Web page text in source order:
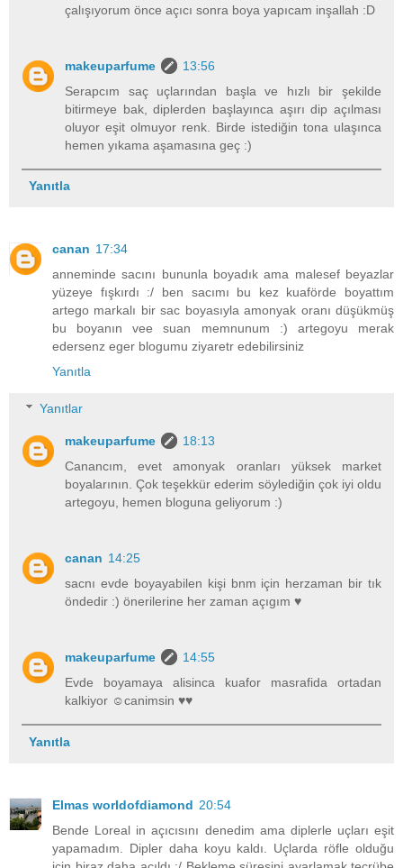
çalışıyorum önce açıcı sonra boya yapıcam inşallah :D
makeuparfume
13:56
Serapcım saç uçlarından başla ve hızlı bir şekilde
bitirmeye bak, diplerden başlayınca aşırı dip açılması
oluyor eşit olmuyor renk. Birde istediğin tona ulaşınca
hemen yıkama aşamasına geç :)
Yanıtla
canan 17:34
anneminde sacını bununla boyadık ama malesef beyazlar
yüzeye fışkırdı :/ ben sacımı bu kez kuaförde boyattım
artego markalı bir sac boyasıyla amonyak oranı düşükmüş
bu boyanın vee suan memnunum :) artegoyu merak
edersenz eger blogumu ziyaretr edebilirsiniz
Yanıtla
Yanıtlar
makeuparfume
18:13
Canancım, evet amonyak oranları yüksek market
boyalarının. Çok teşekkür ederim söylediğin çok iyi oldu
artegoyu, hemen bloguna geliyorum :)
canan 14:25
sacnı evde boyayabilen kişi bnm için herzaman bir tık
öndedir :) önerilerine her zaman açıgım ♥
makeuparfume
14:55
Evde boyamaya alisinca kuafor masrafida ortadan
kalkiyor ☺canimsin ♥♥
Yanıtla
Elmas worldofdiamond 20:54
Bende Loreal in açıcısını denedim ama diplerle uçları eşit
yapamadım. Dipler daha koyu kaldı. Uçlarda röfle olduğu